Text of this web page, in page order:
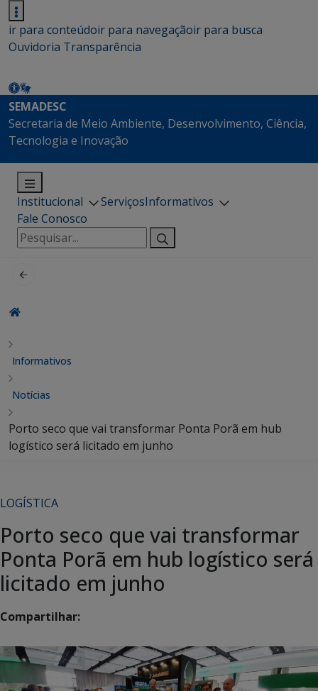
ir para conteúdoir para navegaçãoir para busca
Ouvidoria Transparência
SEMADESC
Secretaria de Meio Ambiente, Desenvolvimento, Ciência,
Tecnologia e Inovação
Institucional ServiçosInformativos
Fale Conosco
Pesquisar
por:
Informativos
Notícias
Porto seco que vai transformar Ponta Porã em hub
logístico será licitado em junho
LOGÍSTICA
Porto seco que vai transformar
Ponta Porã em hub logístico será
licitado em junho
Compartilhar: